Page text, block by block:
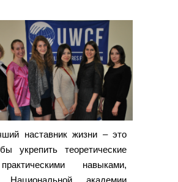
наставник жизни – это
укрепить теоретические
навыками,
Национальной академии